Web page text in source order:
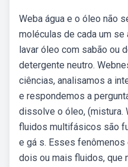
Weba água e o óleo não
moléculas de cada um se
lavar óleo com sabão ou
detergente neutro.
ciências, analisamos a
e respondemos a
dissolve o óleo, (mistura.
fluidos multifásicos são
e gá s. Esses
dois ou mais fluidos, que